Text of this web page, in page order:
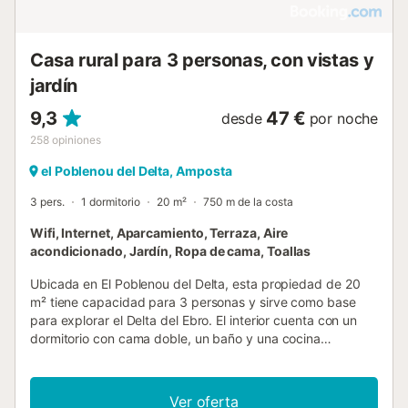
Casa rural para 3 personas, con vistas y
jardín
9,3
258 opiniones
desde 47 € por noche
el Poblenou del Delta, Amposta
3 pers. 1 dormitorio 20 m² 750 m de la costa
Wifi, Internet, Aparcamiento, Terraza, Aire
acondicionado, Jardín, Ropa de cama, Toallas
Ubicada en El Poblenou del Delta, esta propiedad de 20
m² tiene capacidad para 3 personas y sirve como base
para explorar el Delta del Ebro. El interior cuenta con un
dormitorio con cama doble, un baño y una cocina
para su estancia. Los servicios incluyen aire
acondicionado, calefacción, WiFi y servicio de lavandería,
Ver oferta